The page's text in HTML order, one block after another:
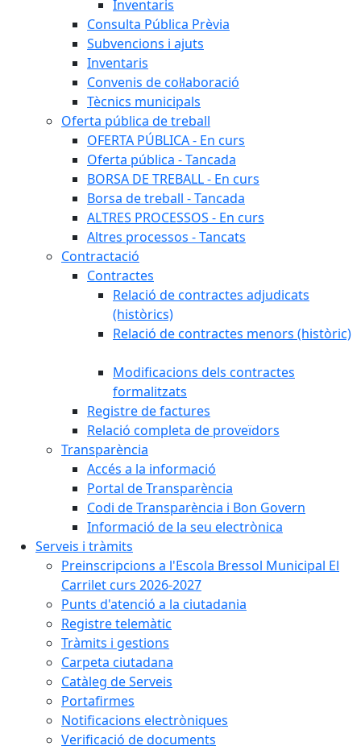
Inventaris
Consulta Pública Prèvia
Subvencions i ajuts
Inventaris
Convenis de col·laboració
Tècnics municipals
Oferta pública de treball
OFERTA PÚBLICA - En curs
Oferta pública - Tancada
BORSA DE TREBALL - En curs
Borsa de treball - Tancada
ALTRES PROCESSOS - En curs
Altres processos - Tancats
Contractació
Contractes
Relació de contractes adjudicats
(històrics)
Relació de contractes menors (històric)
Modificacions dels contractes
formalitzats
Registre de factures
Relació completa de proveïdors
Transparència
Accés a la informació
Portal de Transparència
Codi de Transparència i Bon Govern
Informació de la seu electrònica
Serveis i tràmits
Preinscripcions a l'Escola Bressol Municipal El
Carrilet curs 2026-2027
Punts d'atenció a la ciutadania
Registre telemàtic
Tràmits i gestions
Carpeta ciutadana
Catàleg de Serveis
Portafirmes
Notificacions electròniques
Verificació de documents